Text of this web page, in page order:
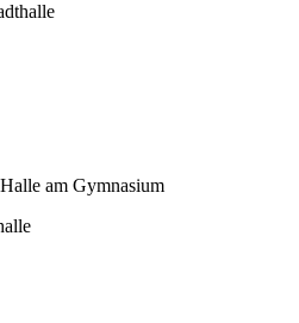
am Gymnasium